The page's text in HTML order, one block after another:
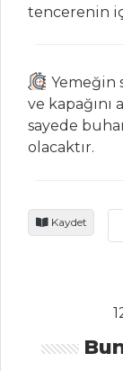
Hamsi
tencerenin
Yemeğin
ve kapağını
sayede
olacaktır.
Kaydet